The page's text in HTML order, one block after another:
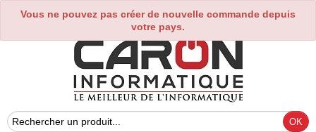
Vous ne pouvez pas créer de nouvelle commande depuis
votre pays.
0